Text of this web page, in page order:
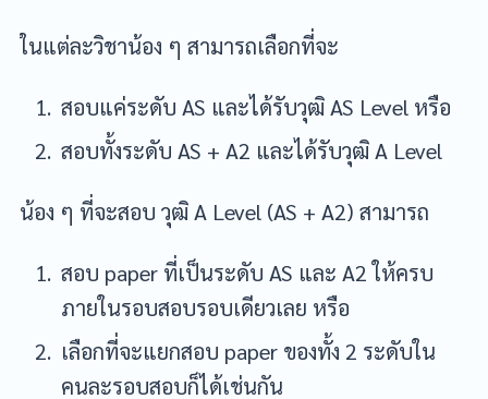
ในแต่ละวิชาน้อง ๆ สามารถเลือกที่จะ
สอบแค่ระดับ AS และได้รับวุฒิ AS Level หรือ
สอบทั้งระดับ AS + A2 และได้รับวุฒิ A Level
น้อง ๆ ที่จะสอบ วุฒิ A Level (AS + A2) สามารถ
สอบ paper ที่เป็นระดับ AS และ A2 ให้ครบ
ภายในรอบสอบรอบเดียวเลย หรือ
เลือกที่จะแยกสอบ paper ของทั้ง 2 ระดับใน
คนละรอบสอบก็ได้เช่นกัน